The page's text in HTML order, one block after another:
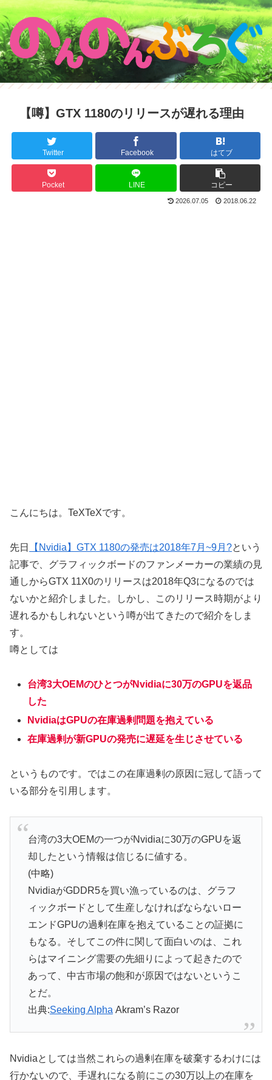
【噂】GTX 1180のリリースが遅れる理由
Twitter Facebook はてブ
Pocket LINE コピー
2026.07.05 2018.06.22
こんにちは。TeXTeXです。
先日 【Nvidia】GTX 1180の発売は2018年7月~9月?という
記事で、グラフィックボードのファンメーカーの業績の見
通しからGTX 11X0のリリースは2018年Q3になるのでは
ないかと紹介しました。しかし、このリリース時期がより
遅れるかもしれないという噂が出てきたので紹介をしま
す。
噂としては
台湾3大OEMのひとつがNvidiaに30万のGPUを返品
した
NvidiaはGPUの在庫過剰問題を抱えている
在庫過剰が新GPUの発売に遅延を生じさせている
というものです。ではこの在庫過剰の原因に冠して語って
いる部分を引用します。
台湾の3大OEMの一つがNvidiaに30万のGPUを返
却したという情報は信じるに値する。
(中略)
NvidiaがGDDR5を買い漁っているのは、グラフ
ィックボードとして生産しなければならないロー
エンドGPUの過剰在庫を抱えていることの証拠に
もなる。そしてこの件に関して面白いのは、これ
らはマイニング需要の先細りによって起きたので
あって、中古市場の飽和が原因ではないというこ
とだ。
出典:Seeking Alpha Akram’s Razor
Nvidiaとしては当然これらの過剰在庫を破棄するわけには
行かないので、手遅れになる前にこの30万以上の在庫を